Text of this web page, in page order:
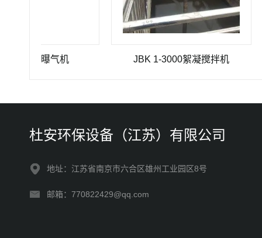
JBK 1-3000絮凝搅拌机
杜安环保设备（江苏）有限公司
地址：江苏省南京市六合区雄州工业园区8号
邮箱：770822429@qq.com